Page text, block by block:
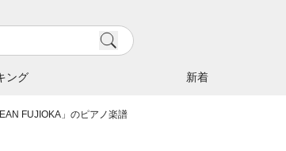
ング 新着
FUJIOKA」のピアノ楽譜